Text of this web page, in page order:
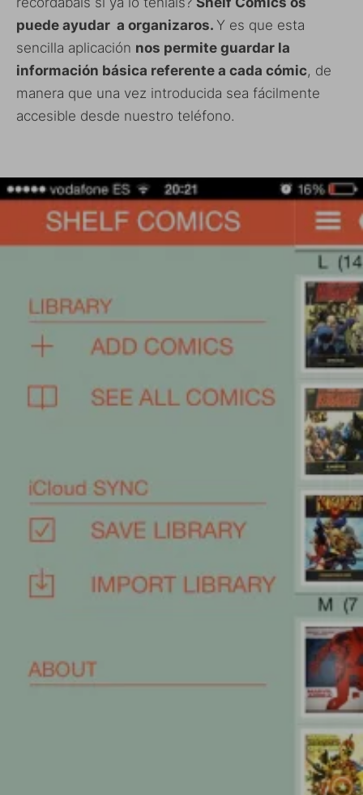
puede ayudar a organizaros. Y es que esta
sencilla aplicación nos permite guardar la
información básica referente a cada cómic, de
manera que una vez introducida sea fácilmente
accesible desde nuestro teléfono.